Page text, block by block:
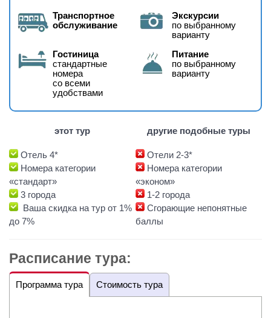
Транспортное
обслуживание
Экскурсии
по выбранному
варианту
Гостиница
стандартные
номера
со всеми
удобствами
Питание
по выбранному
варианту
этот тур
Отель 4*
Номера категории
«стандарт»
3 города
Ваша скидка на тур от 1%
до 7%
другие подобные туры
Отели 2-3*
Номера категории
«эконом»
1-2 города
Сгорающие непонятные
баллы
Расписание тура:
Программа тура Стоимость тура